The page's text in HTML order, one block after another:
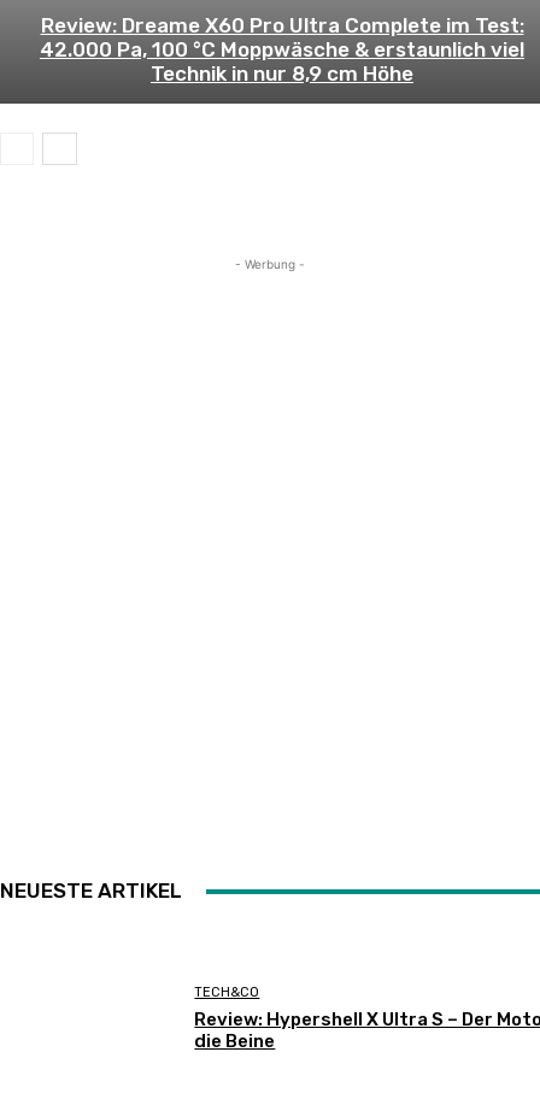
Review: Dreame X60 Pro Ultra Complete im Test:
42.000 Pa, 100 °C Moppwäsche & erstaunlich viel
Technik in nur 8,9 cm Höhe
- Werbung -
NEUESTE ARTIKEL
TECH&CO
Review: Hypershell X Ultra S – Der
die Beine